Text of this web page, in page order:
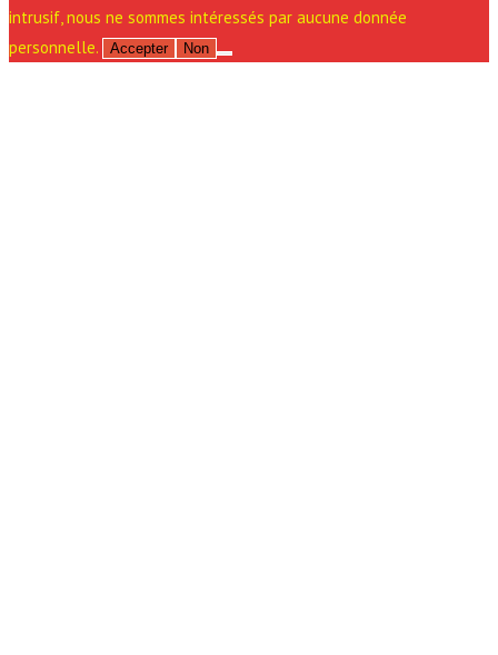
intrusif, nous ne sommes intéressés par aucune donnée
personnelle.
Accepter Non